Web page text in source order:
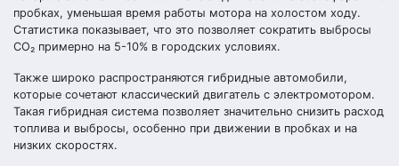
пробках, уменьшая время работы мотора на холостом ходу.
Статистика показывает, что это позволяет сократить выбросы
CO₂ примерно на 5-10% в городских условиях.
Также широко распространяются гибридные автомобили,
которые сочетают классический двигатель с электромотором.
Такая гибридная система позволяет значительно снизить расход
топлива и выбросы, особенно при движении в пробках и на
низких скоростях.